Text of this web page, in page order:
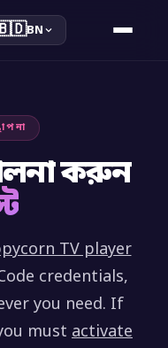
BN
করুন
TV player
credentials,
you need. If
must activate